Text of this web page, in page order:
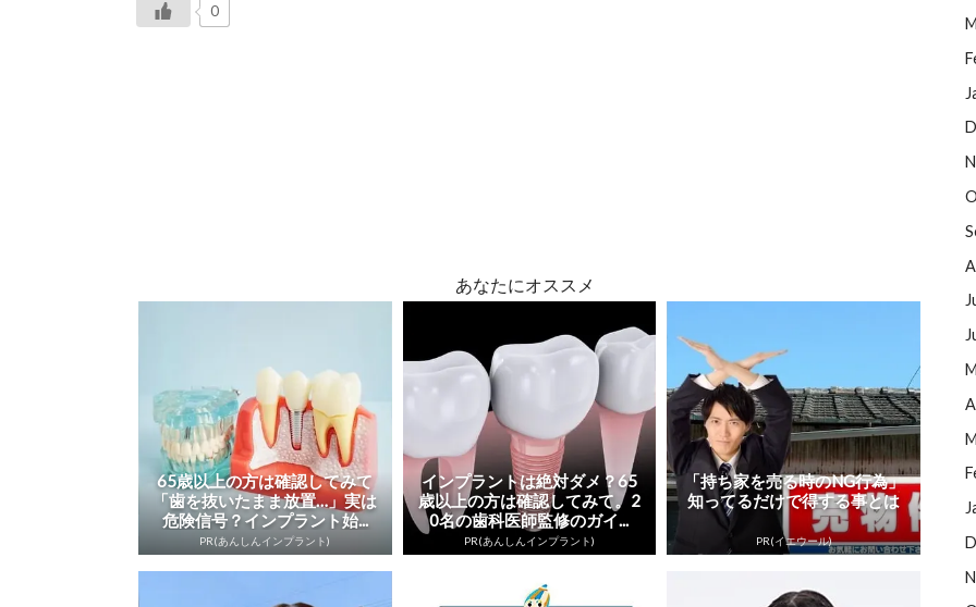
0
あなたにオススメ
65歳以上の方は確認してみて
「歯を抜いたまま放置…」実は
危険信号？インプラント始...
PR(あんしんインプラント)
インプラントは絶対ダメ？65
歳以上の方は確認してみて。2
0名の歯科医師監修のガイ...
PR(あんしんインプラント)
「持ち家を売る時のNG行為」
知ってるだけで得する事とは
PR(イエウール)